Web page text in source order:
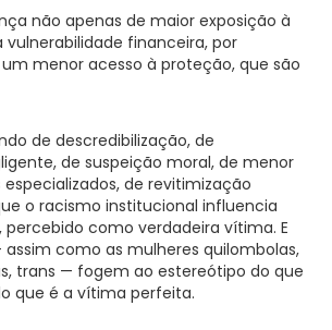
não apenas de maior exposição à
financeira, por
menor acesso à proteção, que são
de descredibilização, de
de suspeição moral, de menor
de revitimização
o racismo institucional influencia
percebido como verdadeira vítima. E
como as mulheres quilombolas,
trans — fogem ao estereótipo do que
que é a vítima perfeita.